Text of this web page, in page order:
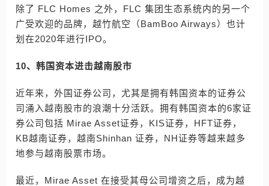
除了 FLC Homes 之外，FLC 集团生态系统内的另一个
广受欢迎的品牌，越竹航空（BamBoo Airways）也计
划在2020年进行IPO。
10、韩国资本进击越南股市
近年来，外国证券公司，尤其是拥有韩国资本的证券公
司涌入越南股市的浪潮十分活跃。拥有韩国资本的6家证
券公司包括 Mirae Asset证券，KIS证券，HFT证券，
KB越南证券，越南Shinhan 证券，NH证券等越来越多
地参与越南股票市场。
最近，Mirae Asset 在接受其母公司增资之后，成为越